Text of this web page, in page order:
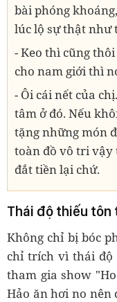
bài phóng
lúc lộ sự thật như
- Keo thì cũng
cho nam giới thì
- Ôi cái nết của
tâm ở đó. Nếu
tặng những món
toàn đồ vô tri vậy
đắt tiền lại chứ.
Thái độ thiếu tôn
Không chỉ bị bóc
chỉ trích vì thái độ
tham gia show
Hảo ăn hơi no nên